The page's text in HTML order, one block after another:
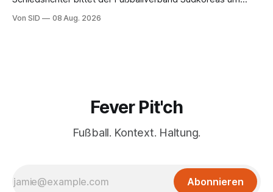
Von SID 08 Aug. 2026
Fever Pit'ch
Fußball. Kontext. Haltung.
Abonnieren